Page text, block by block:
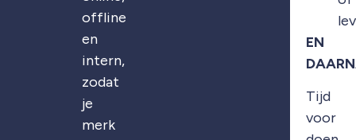
offline
en
intern,
zodat
je
merk
EN
Tijd
voor